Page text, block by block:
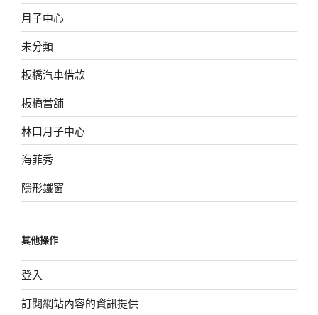
月子中心
未分類
板橋汽車借款
板橋當舖
林口月子中心
海菲秀
隱形鐵窗
其他操作
登入
訂閱網站內容的資訊提供